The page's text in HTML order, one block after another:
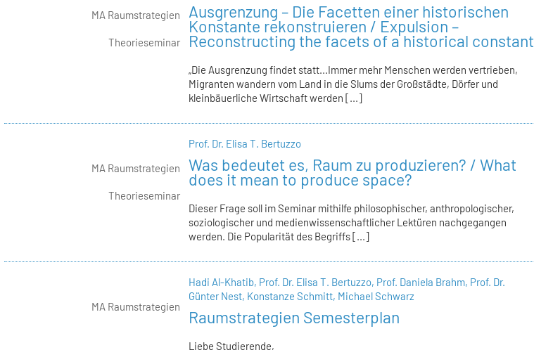
MA Raumstrategien
Theorieseminar
Ausgrenzung – Die Facetten einer historischen
Konstante rekonstruieren / Expulsion –
Reconstructing the facets of a historical constant
„Die Ausgrenzung findet statt...Immer mehr Menschen werden vertrieben,
Migranten wandern vom Land in die Slums der Großstädte, Dörfer und
kleinbäuerliche Wirtschaft werden [...]
MA Raumstrategien
Theorieseminar
Prof. Dr. Elisa T. Bertuzzo
Was bedeutet es, Raum zu produzieren? / What
does it mean to produce space?
Dieser Frage soll im Seminar mithilfe philosophischer, anthropologischer,
soziologischer und medienwissenschaftlicher Lektüren nachgegangen
werden. Die Popularität des Begriffs [...]
MA Raumstrategien
Hadi Al-Khatib, Prof. Dr. Elisa T. Bertuzzo, Prof. Daniela Brahm, Prof. Dr.
Günter Nest, Konstanze Schmitt, Michael Schwarz
Raumstrategien Semesterplan
Liebe Studierende,